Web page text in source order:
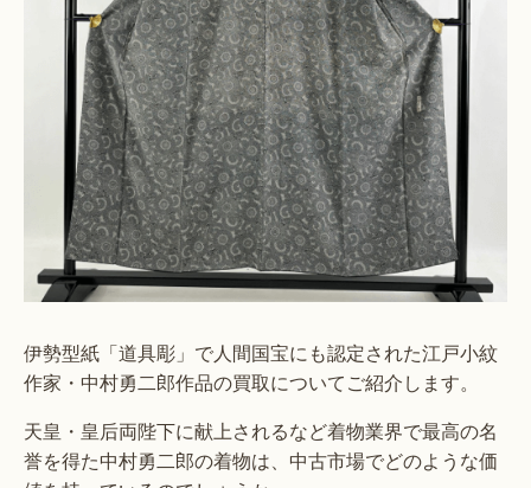
伊勢型紙「道具彫」で人間国宝にも認定された江戸小紋
作家・中村勇二郎作品の買取についてご紹介します。
天皇・皇后両陛下に献上されるなど着物業界で最高の名
誉を得た中村勇二郎の着物は、中古市場でどのような価